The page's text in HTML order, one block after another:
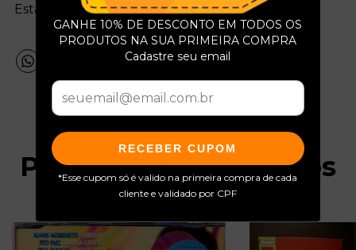
GANHE 10% DE DESCONTO EM TODOS OS
PRODUTOS NA SUA PRIMEIRA COMPRA
Cadastre seu email
RECEBER CUPOM
*Esse cupom só é valido na primeira compra de cada
cliente e validado por CPF
Estado da capa:
Produtos relacionados